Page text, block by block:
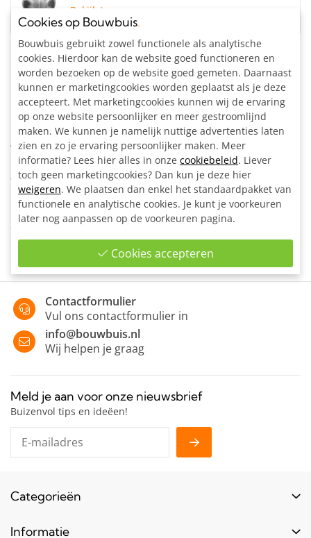
Bekijk
Specificaties
Buisdiameter:
60.3 mm
Materiaal:
Staal, gegalvaniseerd
Kleur:
Zilvergrijs
Artikelnummer:
204199
Omschrijving
Ovale voetplaat voor het ondersteunen en verankeren van
constructies in de vloer.
Contactformulier
Vul ons contactformulier in
info@bouwbuis.nl
Wij helpen je graag
Meld je aan voor onze nieuwsbrief
Buizenvol tips en ideëen!
Categorieën
Buizen
Informatie
Cookies op Bouwbuis.
Bouwbuis gebruikt zowel functionele als analytische
cookies. Hierdoor kan de website goed functioneren en
worden bezoeken op de website goed gemeten. Daarnaast
kunnen er marketingcookies worden geplaatst als je deze
accepteert. Met marketingcookies kunnen wij de ervaring
op onze website persoonlijker en meer gestroomlijnd
maken. We kunnen je namelijk nuttige advertenties laten
zien en zo je ervaring persoonlijker maken. Meer
informatie? Lees hier alles in onze cookiebeleid. Liever
toch geen marketingcookies? Dan kun je deze hier
weigeren. We plaatsen dan enkel het standaardpakket van
functionele en analytische cookies. Je kunt je voorkeuren
later nog aanpassen op de voorkeuren pagina.
Cookies accepteren